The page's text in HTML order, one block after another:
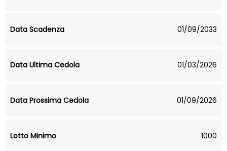
Data Scadenza 01/09/2033
Data Ultima Cedola 01/03/2026
Data Prossima Cedola 01/09/2026
Lotto Minimo 1000